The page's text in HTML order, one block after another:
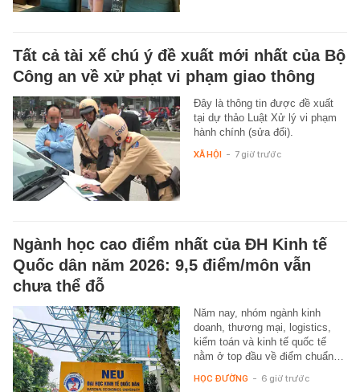
Tất cả tài xế chú ý đề xuất mới nhất của Bộ
Công an về xử phạt vi phạm giao thông
Đây là thông tin được đề xuất
tại dự thảo Luật Xử lý vi phạm
hành chính (sửa đổi).
XÃ HỘI - 7 giờ trước
Ngành học cao điểm nhất của ĐH Kinh tế
Quốc dân năm 2026: 9,5 điểm/môn vẫn
chưa thể đỗ
Năm nay, nhóm ngành kinh
doanh, thương mại, logistics,
kiểm toán và kinh tế quốc tế
nằm ở top đầu về điểm chuẩn…
HỌC ĐƯỜNG - 6 giờ trước